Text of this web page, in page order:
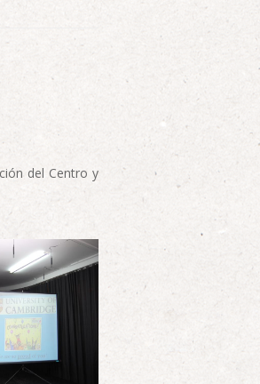
del Centro y